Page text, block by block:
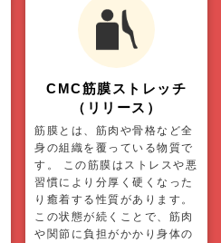
CMC筋膜ストレッチ
（リリース）
筋膜とは、筋肉や骨格など全
身の組織を覆っている物質で
す。 この筋膜はストレスや悪
習慣により分厚く硬くなった
り癒着する性質があります。
この状態が続くことで、筋肉
や関節に負担がかかり身体の